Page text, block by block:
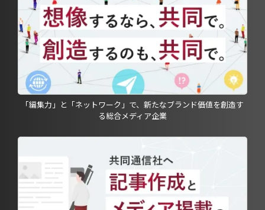
「編集力」と「ネットワーク」で、新たなブランド価値を創造す
る総合メディア企業